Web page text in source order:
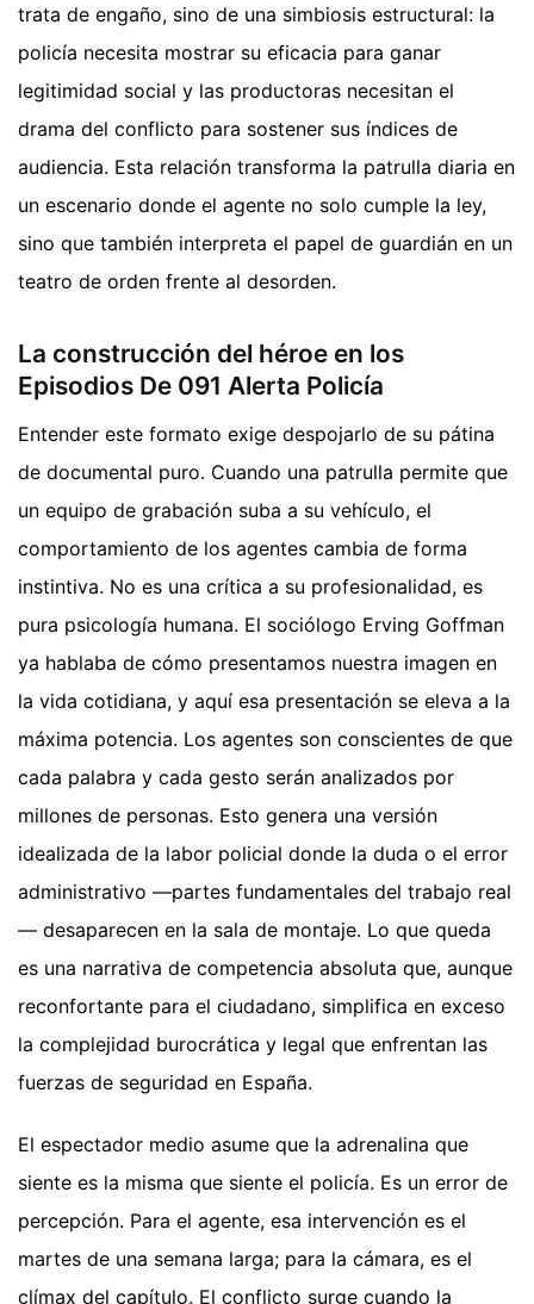
trata de engaño, sino de una simbiosis estructural: la
policía necesita mostrar su eficacia para ganar
legitimidad social y las productoras necesitan el
drama del conflicto para sostener sus índices de
audiencia. Esta relación transforma la patrulla diaria en
un escenario donde el agente no solo cumple la ley,
sino que también interpreta el papel de guardián en un
teatro de orden frente al desorden.
La construcción del héroe en los
Episodios De 091 Alerta Policía
Entender este formato exige despojarlo de su pátina
de documental puro. Cuando una patrulla permite que
un equipo de grabación suba a su vehículo, el
comportamiento de los agentes cambia de forma
instintiva. No es una crítica a su profesionalidad, es
pura psicología humana. El sociólogo Erving Goffman
ya hablaba de cómo presentamos nuestra imagen en
la vida cotidiana, y aquí esa presentación se eleva a la
máxima potencia. Los agentes son conscientes de que
cada palabra y cada gesto serán analizados por
millones de personas. Esto genera una versión
idealizada de la labor policial donde la duda o el error
administrativo —partes fundamentales del trabajo real
— desaparecen en la sala de montaje. Lo que queda
es una narrativa de competencia absoluta que, aunque
reconfortante para el ciudadano, simplifica en exceso
la complejidad burocrática y legal que enfrentan las
fuerzas de seguridad en España.
El espectador medio asume que la adrenalina que
siente es la misma que siente el policía. Es un error de
percepción. Para el agente, esa intervención es el
martes de una semana larga; para la cámara, es el
clímax del capítulo. El conflicto surge cuando la